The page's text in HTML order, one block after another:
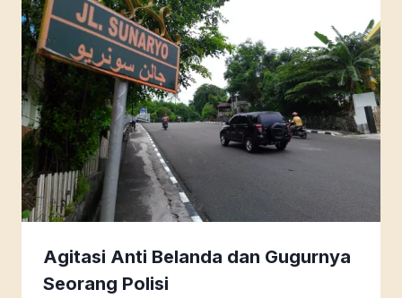
Agitasi Anti Belanda dan Gugurnya
Seorang Polisi